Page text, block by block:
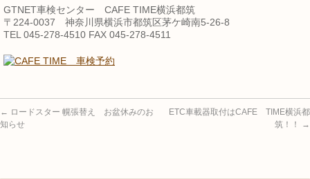
GTNET車検センター CAFE TIME横浜都筑
〒224-0037 神奈川県横浜市都筑区茅ケ崎南5-26-8
TEL 045-278-4510 FAX 045-278-4511
← ロードスター 幌張替え お盆休みのお
知らせ
ETC車載器取付はCAFE TIME横浜都
筑！！
→